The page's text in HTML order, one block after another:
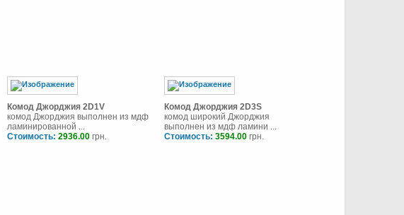
Комод Джорджия 2D1V
комод Джорджия выполнен из мдф
ламинированной ...
Стоимость: 2936.00 грн.
Комод Джорджия 2D3S
комод широкий Джорджия
выполнен из мдф ламини ...
Стоимость: 3594.00 грн.